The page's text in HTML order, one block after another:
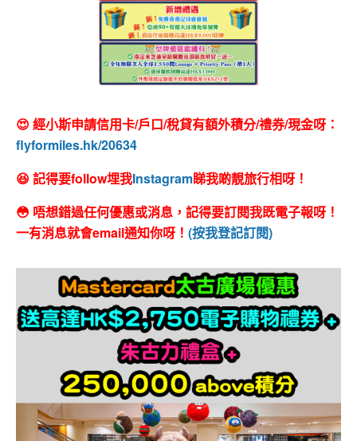
😍 經小斯申請信用卡/戶口/稅貸有額外積分/禮券/現金呀：
flyformiles.hk/20634
😆 記得要follow埋我Instagram睇我啲靚旅行相呀！
😳 唔想錯過任何優惠或消息，記得要訂閱我既電子報呀！
一有消息就會email通知你呀！ (按我登記訂閱)